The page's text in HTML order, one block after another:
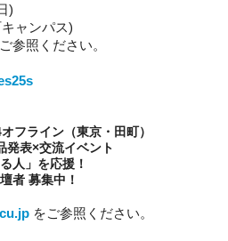
)
ャンパス)
参照ください。
フライン（東京・田町）
発表×交流イベント
人」を応援！
者 募集中！
をご参照ください。